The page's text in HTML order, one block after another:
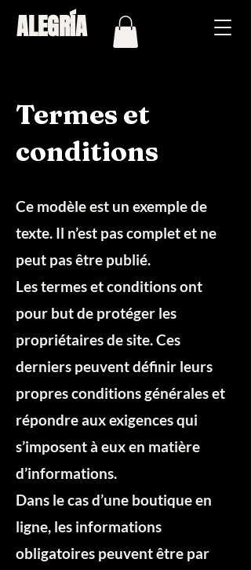
ALEGRÍA
Termes et
conditions
Ce modèle est un exemple de
texte. Il n’est pas complet et ne
peut pas être publié.
Les termes et conditions ont
pour but de protéger les
propriétaires de site. Ces
derniers peuvent définir leurs
propres conditions générales et
répondre aux exigences qui
s’imposent à eux en matière
d’informations.
Dans le cas d’une boutique en
ligne, les informations
obligatoires peuvent être par